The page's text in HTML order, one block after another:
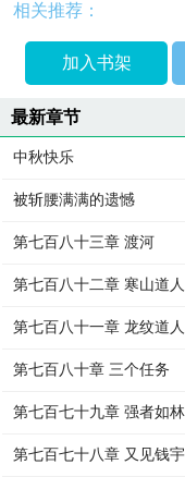
相关推荐：
加入书架
最新章节
中秋快乐
被斩腰满满的遗憾
第七百八十三章 渡河
第七百八十二章 寒山道人
第七百八十一章 龙纹道人
第七百八十章 三个任务
第七百七十九章 强者如林
第七百七十八章 又见钱宇